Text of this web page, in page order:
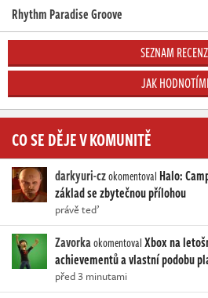
Rhythm Paradise Groove
SEZNAM
JAK
CO SE DĚJE V KOMUNITĚ
darkyuri-czokomentoval Halo:
základ se zbytečnou přílohou
právě teď
ZavorkaokomentovalXbox na
achievementů a vlastní podobu
před 3 minutami